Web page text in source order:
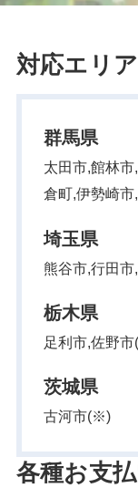
対応エリア
群馬県
太田市,館林
倉町,伊勢崎
埼玉県
熊谷市,行田
栃木県
足利市,佐野
茨城県
古河市(※)
各種お支